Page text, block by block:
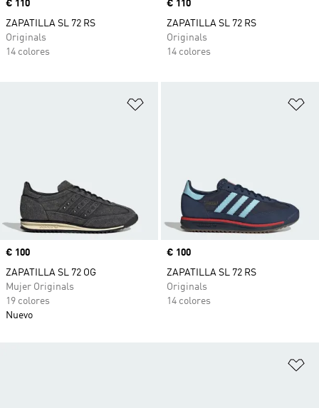
Precio
€ 110
ZAPATILLA SL 72 RS
Originals
14 colores
Precio
€ 110
ZAPATILLA SL 72 RS
Originals
14 colores
Precio
€ 100
ZAPATILLA SL 72 OG
Mujer Originals
19 colores
Nuevo
Precio
€ 100
ZAPATILLA SL 72 RS
Originals
14 colores